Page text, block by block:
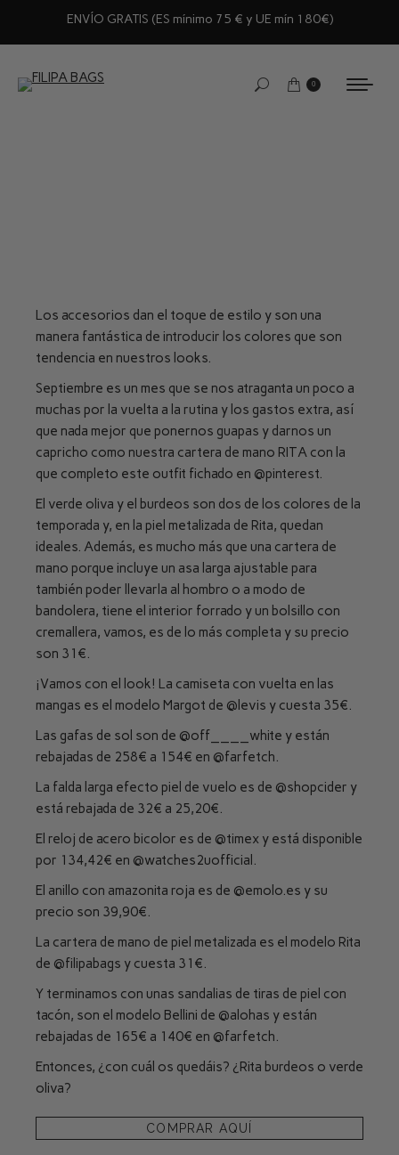
ENVÍO GRATIS (ES mínimo 75 € y UE mín 180€)
0
Los accesorios dan el toque de estilo y son una
manera fantástica de introducir los colores que son
tendencia en nuestros looks.
Septiembre es un mes que se nos atraganta un poco a
muchas por la vuelta a la rutina y los gastos extra, así
que nada mejor que ponernos guapas y darnos un
capricho como nuestra cartera de mano RITA con la
que completo este outfit fichado en @pinterest.
El verde oliva y el burdeos son dos de los colores de la
temporada y, en la piel metalizada de Rita, quedan
ideales. Además, es mucho más que una cartera de
mano porque incluye un asa larga ajustable para
también poder llevarla al hombro o a modo de
bandolera, tiene el interior forrado y un bolsillo con
cremallera, vamos, es de lo más completa y su precio
son 31€.
¡Vamos con el look! La camiseta con vuelta en las
mangas es el modelo Margot de @levis y cuesta 35€.
Las gafas de sol son de @off____white y están
rebajadas de 258€ a 154€ en @farfetch.
La falda larga efecto piel de vuelo es de @shopcider y
está rebajada de 32€ a 25,20€.
El reloj de acero bicolor es de @timex y está disponible
por 134,42€ en @watches2uofficial .
El anillo con amazonita roja es de @emolo.es y su
precio son 39,90€.
La cartera de mano de piel metalizada es el modelo Rita
de @filipabags y cuesta 31€.
Y terminamos con unas sandalias de tiras de piel con
tacón, son el modelo Bellini de @alohas y están
rebajadas de 165€ a 140€ en @farfetch.
Entonces, ¿con cuál os quedáis? ¿Rita burdeos o verde
oliva?
COMPRAR AQUÍ